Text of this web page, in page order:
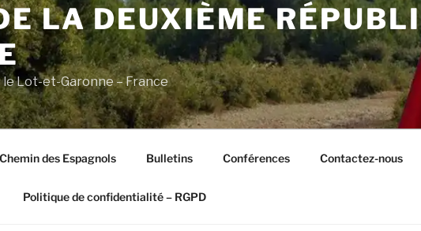
LA DEUXIÈME
Lot-et-Garonne – France
Chemin des Espagnols Bulletins Conférences Contactez-nous
Politique de confidentialité – RGPD